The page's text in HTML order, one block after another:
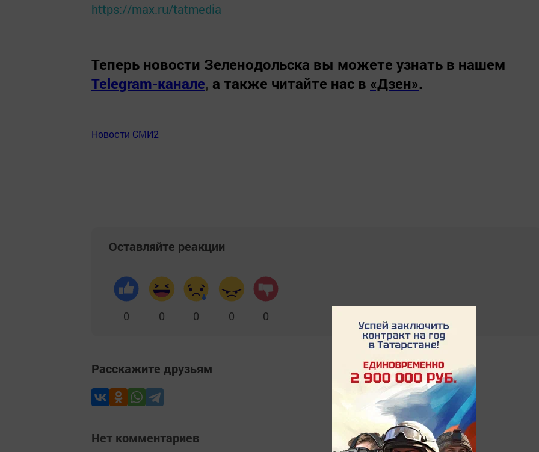
https://max.ru/tatmedia
Теперь новости Зеленодольска вы можете узнать в нашем
Telegram-канале, а также читайте нас в «Дзен».
Новости СМИ2
Оставляйте реакции
0 0 0 0 0
Расскажите друзьям
Нет комментариев